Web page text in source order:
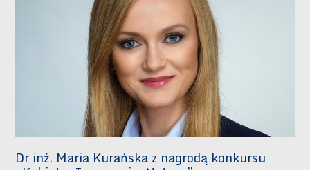
Dr inż. Maria Kurańska z nagrodą konkursu